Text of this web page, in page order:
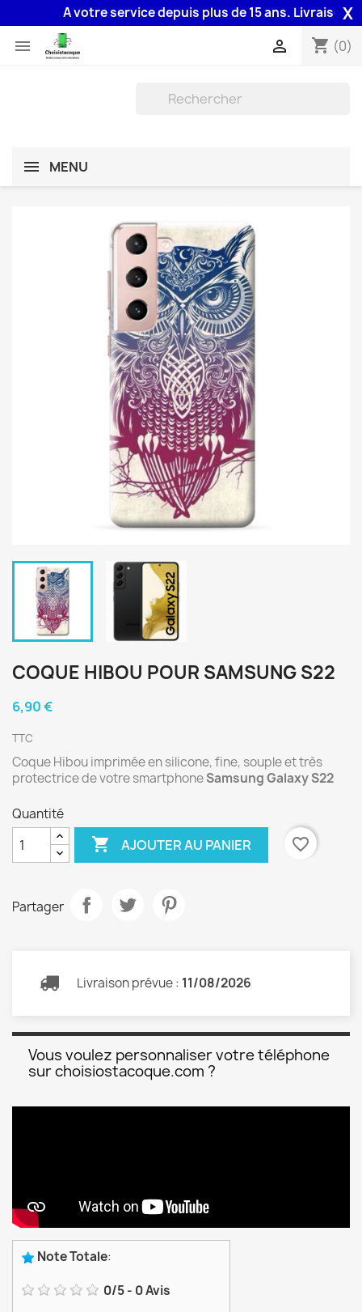
A votre service depuis plus de 15 ans. Livraison 48H
X
 shopping_cart (0)

MENU
COQUE HIBOU POUR SAMSUNG S22
6,90 €
TTC
Coque Hibou imprimée en silicone, fine, souple et très
protectrice de votre smartphoneSamsung Galaxy S22
Quantité
 AJOUTER AU PANIER favorite_border
Partager
Livraison prévue : 11/08/2026
Vous voulez personnaliser votre téléphone
sur choisiostacoque.com ?
Note Totale:
0/5- 0Avis